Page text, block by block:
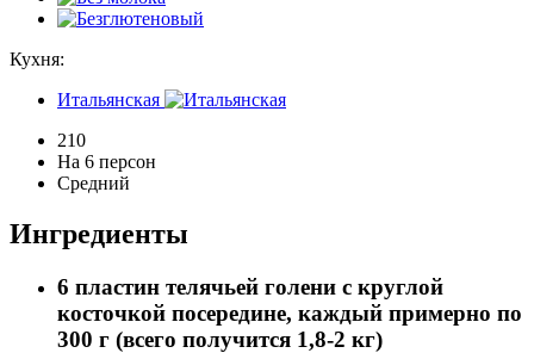
Кухня:
Итальянская
210
На 6 персон
Средний
Ингредиенты
6 пластин телячьей голени с круглой
косточкой посередине, каждый примерно по
300 г (всего получится 1,8-2 кг)